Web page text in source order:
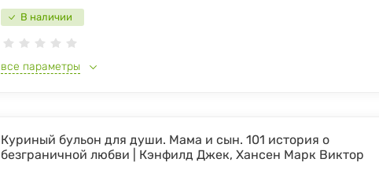
В наличии
все параметры
Куриный бульон для души. Мама и сын. 101 история о
безграничной любви | Кэнфилд Джек, Хансен Марк Виктор